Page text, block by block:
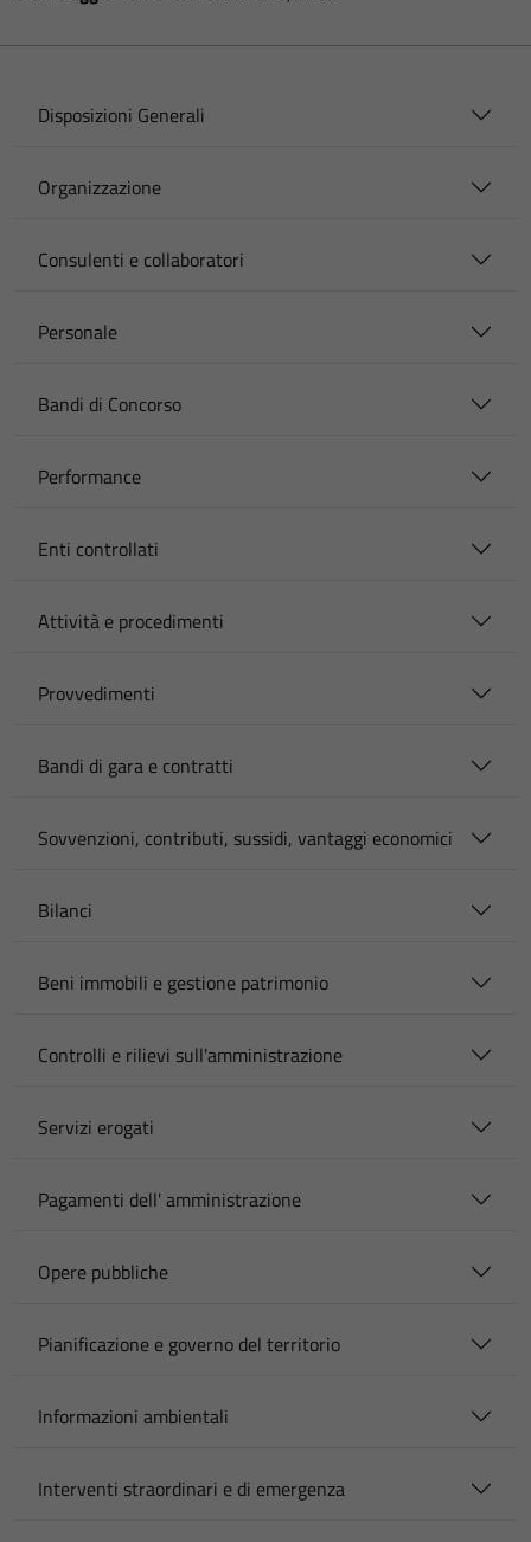
Disposizioni Generali
Organizzazione
Consulenti e collaboratori
Personale
Bandi di Concorso
Performance
Enti controllati
Attività e procedimenti
Provvedimenti
Bandi di gara e contratti
Sovvenzioni, contributi, sussidi, vantaggi economici
Bilanci
Beni immobili e gestione patrimonio
Controlli e rilievi sull'amministrazione
Servizi erogati
Pagamenti dell' amministrazione
Opere pubbliche
Pianificazione e governo del territorio
Informazioni ambientali
Interventi straordinari e di emergenza